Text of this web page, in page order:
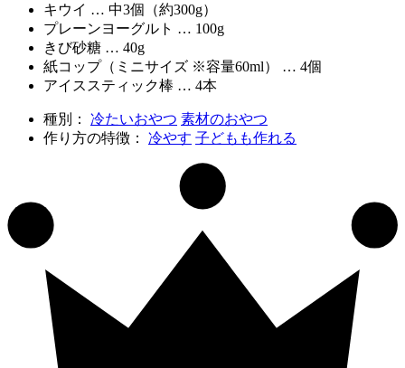
キウイ … 中3個（約300g）
プレーンヨーグルト … 100g
きび砂糖 … 40g
紙コップ（ミニサイズ ※容量60ml） … 4個
アイススティック棒 … 4本
種別： 冷たいおやつ 素材のおやつ
作り方の特徴： 冷やす 子どもも作れる